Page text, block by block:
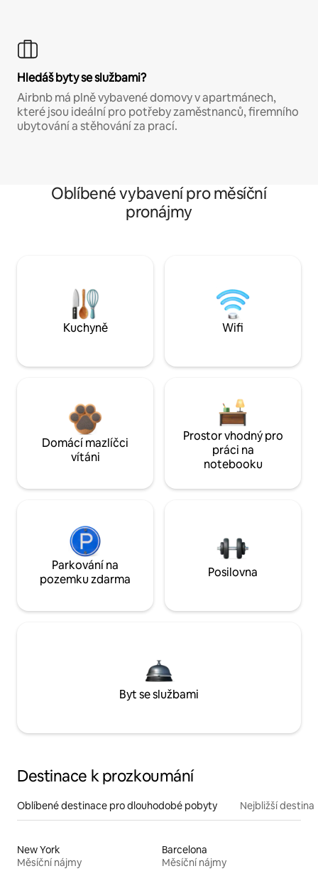
Hledáš byty se službami?
Airbnb má plně vybavené domovy v apartmánech,
které jsou ideální pro potřeby zaměstnanců, firemního
ubytování a stěhování za prací.
Oblíbené vybavení pro měsíční
pronájmy
Kuchyně Wifi
Domácí mazlíčci
vítáni
Prostor vhodný pro
práci na
notebooku
Parkování na
pozemku zdarma
Posilovna
Byt se službami
Destinace k prozkoumání
Oblíbené destinace pro dlouhodobé pobyty Nejbližší
New York
Měsíční nájmy
Barcelona
Měsíční nájmy